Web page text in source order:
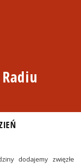
dodajemy zwięzłe